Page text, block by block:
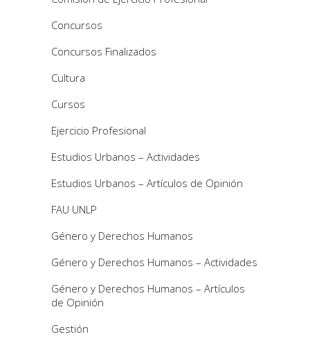
Concursos
Concursos Finalizados
Cultura
Cursos
Ejercicio Profesional
Estudios Urbanos – Actividades
Estudios Urbanos – Artículos de Opinión
FAU UNLP
Género y Derechos Humanos
Género y Derechos Humanos – Actividades
Género y Derechos Humanos – Artículos
de Opinión
Gestión